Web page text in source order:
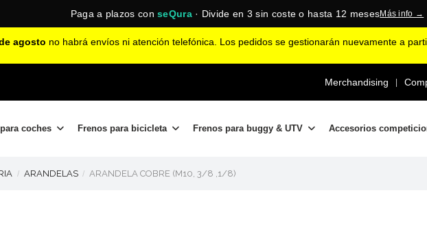
Paga a plazos conseQura· Divide en 3 sin coste o hasta 12 mesesMás info →
agosto no habrá envíos ni atención telefónica. Los pedidos se gestionarán nuevamente a
Merchandising |
coches Frenos para bicicleta Frenos para buggy & UTV Accesorios
ARANDELAS ARANDELA COBRE (M10, 3/8 ,1/8)